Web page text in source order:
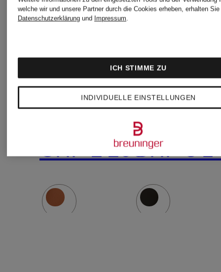
Handtasche
PUZZLE
MINI
CHF 2'200
Clutch
CHF
welche wir und unsere Partner durch die Cookies erheben, erhalten
Datenschutzerklärung und Impressum.
INDIVIDUELLE EINSTELLUNGEN
ICH STIMME ZU